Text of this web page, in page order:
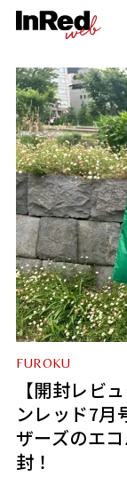
FUROKU
【開封レビ
ンレッド7月
ザーズのエ
封！